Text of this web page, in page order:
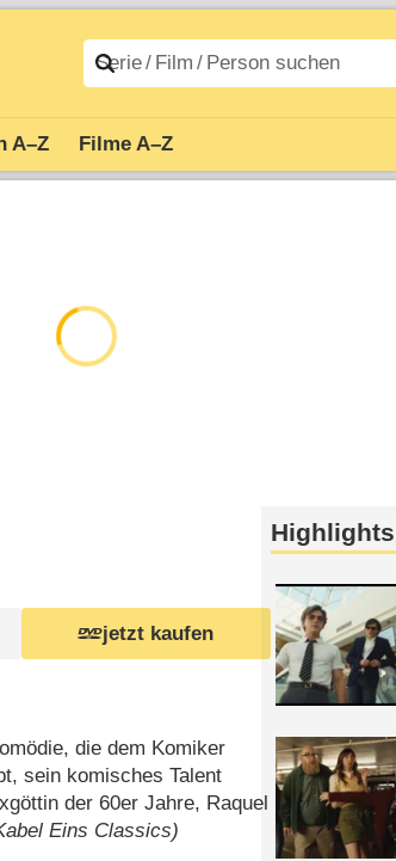
A–Z Filme A–Z
jetzt kaufen
die dem Komiker
sein komisches Talent
der 60er Jahre, Raquel
Eins Classics)
Highlights